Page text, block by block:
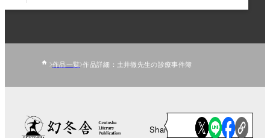
作品一覧 作品詳細：土井徹先生の診療事件簿
Share